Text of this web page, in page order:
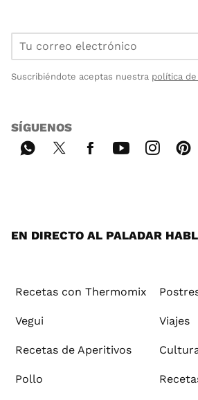
Suscribiéndote aceptas nuestra política
SÍGUENOS
EN DIRECTO AL PALADAR
Recetas con Thermomix
Vegui Viajes
Recetas de Aperitivos
Pollo